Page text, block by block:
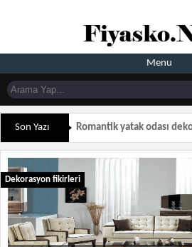
Menu
Son Yazı Romantik yatak odası
Dekorasyon fikirleri